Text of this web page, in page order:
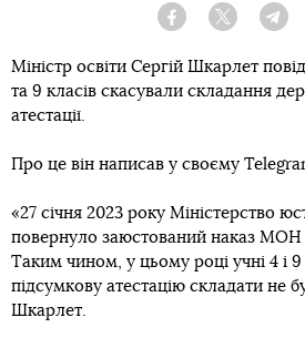
Facebook Twitter
Міністр освіти Сергій Шкарлет
та 9 класів скасували складання
атестації.
Про це він написав у своєму
«27 січня 2023 року Міністерство
повернуло заюстований наказ МОН
Таким чином, у цьому році учні 4 і
підсумкову атестацію складати не
Шкарлет.